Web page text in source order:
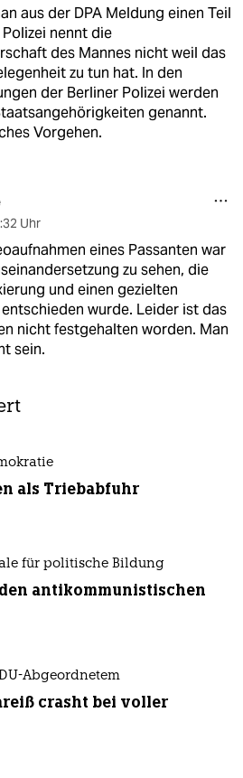
aus der DPA Meldung einen Teil
nennt die
des Mannes nicht weil das
zu tun hat. In den
der Berliner Polizei werden
genannt.
Vorgehen.
Uhr
eines Passanten war
zu sehen, die
und einen gezielten
wurde. Leider ist das
nicht festgehalten worden. Man
sein.
als Triebabfuhr
für politische Bildung
antikommunistischen
Abgeordnetem
crasht bei voller